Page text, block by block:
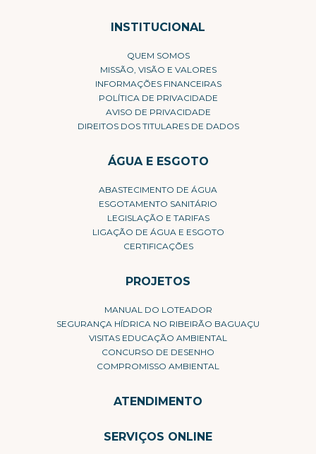
INSTITUCIONAL
QUEM SOMOS
MISSÃO, VISÃO E VALORES
INFORMAÇÕES FINANCEIRAS
POLÍTICA DE PRIVACIDADE
AVISO DE PRIVACIDADE
DIREITOS DOS TITULARES DE DADOS
ÁGUA E ESGOTO
ABASTECIMENTO DE ÁGUA
ESGOTAMENTO SANITÁRIO
LEGISLAÇÃO E TARIFAS
LIGAÇÃO DE ÁGUA E ESGOTO
CERTIFICAÇÕES
PROJETOS
MANUAL DO LOTEADOR
SEGURANÇA HÍDRICA NO RIBEIRÃO BAGUAÇU
VISITAS EDUCAÇÃO AMBIENTAL
CONCURSO DE DESENHO
COMPROMISSO AMBIENTAL
ATENDIMENTO
SERVIÇOS ONLINE